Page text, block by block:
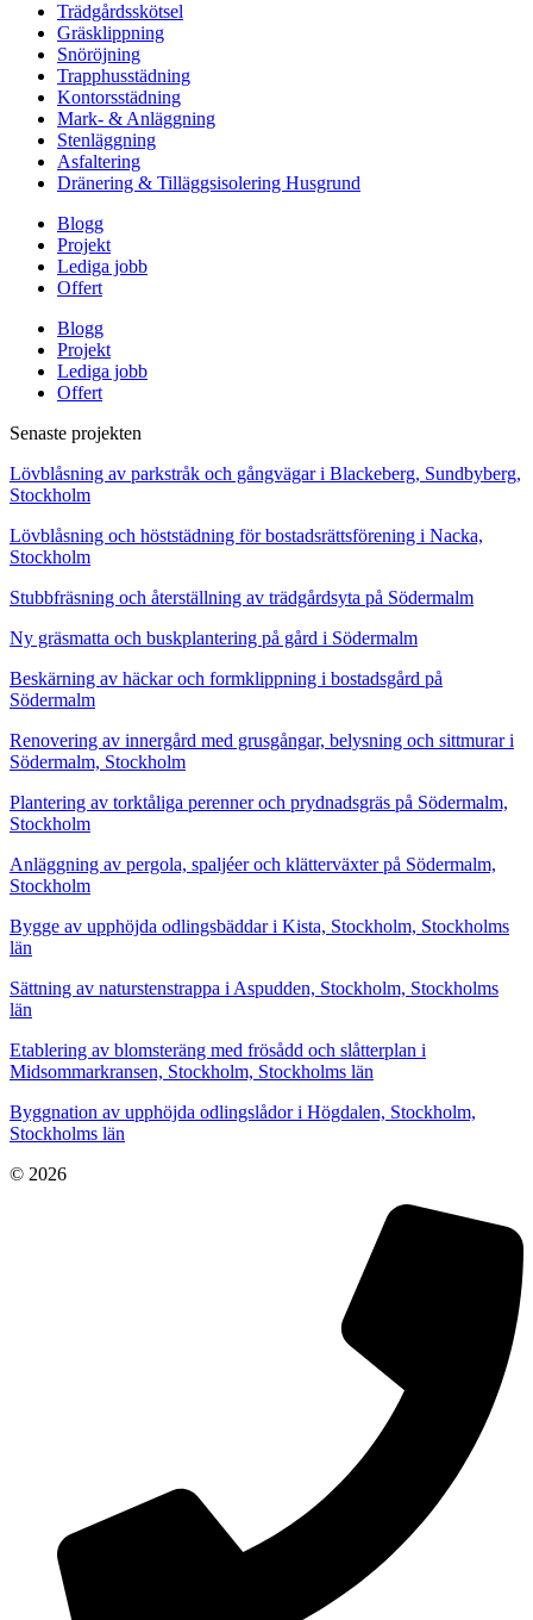
Trädgårdsskötsel
Gräsklippning
Snöröjning
Trapphusstädning
Kontorsstädning
Mark- & Anläggning
Stenläggning
Asfaltering
Dränering & Tilläggsisolering Husgrund
Blogg
Projekt
Lediga jobb
Offert
Blogg
Projekt
Lediga jobb
Offert
Senaste projekten
Lövblåsning av parkstråk och gångvägar i Blackeberg, Sundbyberg,
Stockholm
Lövblåsning och höststädning för bostadsrättsförening i Nacka,
Stockholm
Stubbfräsning och återställning av trädgårdsyta på Södermalm
Ny gräsmatta och buskplantering på gård i Södermalm
Beskärning av häckar och formklippning i bostadsgård på
Södermalm
Renovering av innergård med grusgångar, belysning och sittmurar i
Södermalm, Stockholm
Plantering av torktåliga perenner och prydnadsgräs på Södermalm,
Stockholm
Anläggning av pergola, spaljéer och klätterväxter på Södermalm,
Stockholm
Bygge av upphöjda odlingsbäddar i Kista, Stockholm, Stockholms
län
Sättning av naturstenstrappa i Aspudden, Stockholm, Stockholms
län
Etablering av blomsteräng med frösådd och slåtterplan i
Midsommarkransen, Stockholm, Stockholms län
Byggnation av upphöjda odlingslådor i Högdalen, Stockholm,
Stockholms län
© 2026